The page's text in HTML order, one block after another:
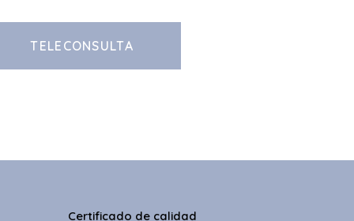
TELECONSULTA
Certificado de calidad